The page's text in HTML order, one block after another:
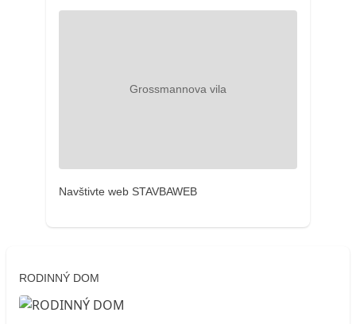
Navštivte web STAVBAWEB
RODINNÝ DOM